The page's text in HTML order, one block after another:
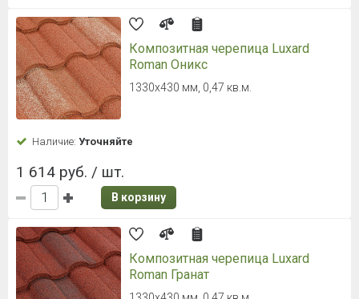
Композитная черепица Luxard
Roman Оникс
1330х430 мм, 0,47 кв.м.
Наличие: Уточняйте
1 614 руб. / шт.
В корзину
Композитная черепица Luxard
Roman Гранат